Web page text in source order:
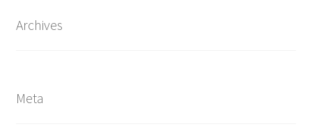
Archives
Meta